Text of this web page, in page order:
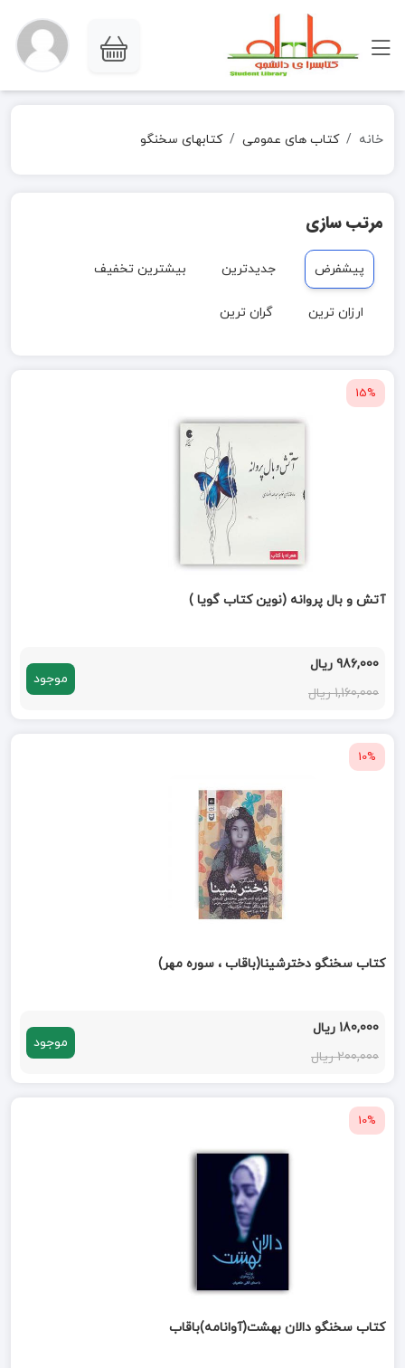
خانه کتاب های عمومی کتابهای سخنگو
مرتب سازی
پیشفرض جدیدترین بیشترین تخفیف
ارزان ترین گران ترین
15%
آتش و بال پروانه (نوین کتاب گویا )
986,000 ریال
1,160,000 ریال
موجود
10%
کتاب سخنگو دخترشینا(باقاب ، سوره مهر)
180,000 ریال
200,000 ریال
موجود
10%
کتاب سخنگو دالان بهشت(آوانامه)باقاب